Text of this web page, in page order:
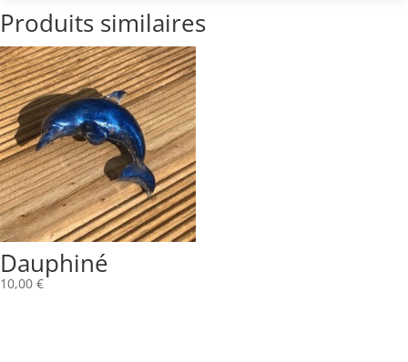
Produits similaires
Dauphiné
10,00 €